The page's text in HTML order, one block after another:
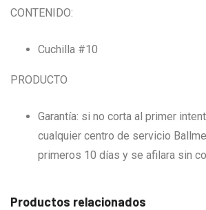
CONTENIDO:
Cuchilla #10
PRODUCTO
Garantía: si no corta al primer
cualquier centro de servicio
primeros 10 días y se afilara sin
Productos relacionados